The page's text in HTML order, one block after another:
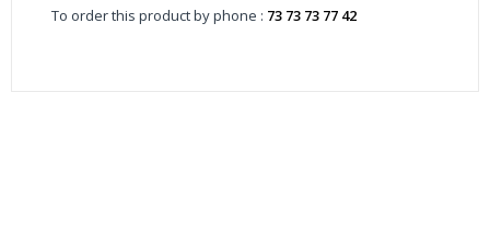
To order this product by phone : 73 73 73 77 42